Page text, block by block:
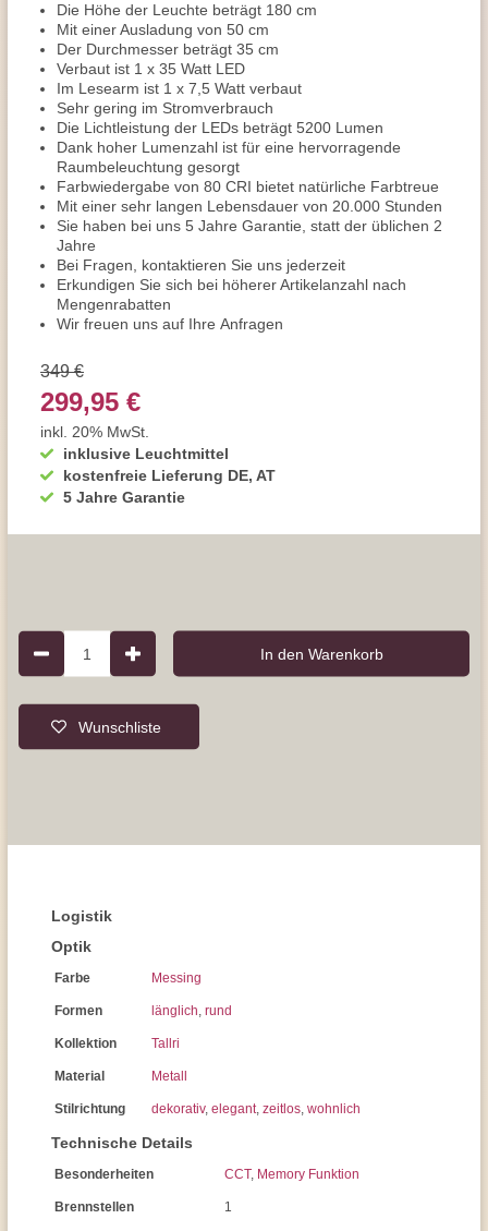
Die Höhe der Leuchte beträgt 180 cm
Mit einer Ausladung von 50 cm
Der Durchmesser beträgt 35 cm
Verbaut ist 1 x 35 Watt LED
Im Lesearm ist 1 x 7,5 Watt verbaut
Sehr gering im Stromverbrauch
Die Lichtleistung der LEDs beträgt 5200 Lumen
Dank hoher Lumenzahl ist für eine hervorragende
Raumbeleuchtung gesorgt
Farbwiedergabe von 80 CRI bietet natürliche Farbtreue
Mit einer sehr langen Lebensdauer von 20.000 Stunden
Sie haben bei uns 5 Jahre Garantie, statt der üblichen 2
Jahre
Bei Fragen, kontaktieren Sie uns jederzeit
Erkundigen Sie sich bei höherer Artikelanzahl nach
Mengenrabatten
Wir freuen uns auf Ihre Anfragen
inklusive Leuchtmittel
kostenfreie Lieferung DE, AT
5 Jahre Garantie
349 €
299,95 €
inkl. 20% MwSt.
1 In den Warenkorb
Wunschliste
Logistik
Optik
Farbe Messing
Formen länglich, rund
Kollektion Tallri
Material Metall
Stilrichtung dekorativ, elegant, zeitlos, wohnlich
Technische Details
Besonderheiten CCT, Memory Funktion
Brennstellen 1